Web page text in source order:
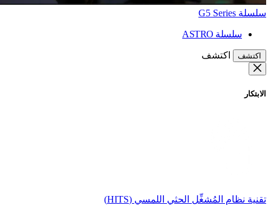
سلسلة G5 Series
سلسلة ASTRO
اكتشف اكتشف
الابتكار
تقنية نظام المُشغِّل الحثي اللمسي (HITS)